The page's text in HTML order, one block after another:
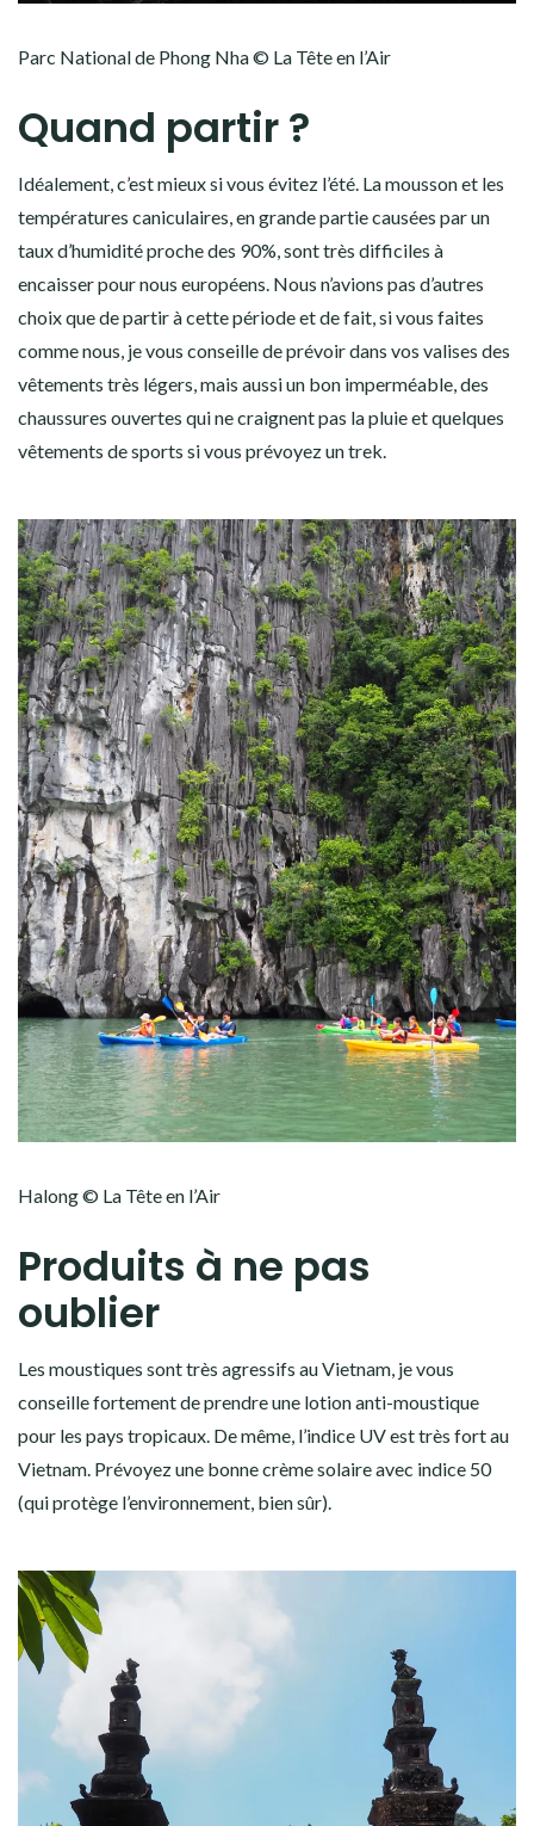
Parc National de Phong Nha © La Tête en l’Air
Quand partir ?
Idéalement, c’est mieux si vous évitez l’été. La mousson et les
températures caniculaires, en grande partie causées par un
taux d’humidité proche des 90%, sont très difficiles à
encaisser pour nous européens. Nous n’avions pas d’autres
choix que de partir à cette période et de fait, si vous faites
comme nous, je vous conseille de prévoir dans vos valises des
vêtements très légers, mais aussi un bon imperméable, des
chaussures ouvertes qui ne craignent pas la pluie et quelques
vêtements de sports si vous prévoyez un trek.
Halong © La Tête en l’Air
Produits à ne pas
oublier
Les moustiques sont très agressifs au Vietnam, je vous
conseille fortement de prendre une lotion anti-moustique
pour les pays tropicaux. De même, l’indice UV est très fort au
Vietnam. Prévoyez une bonne crème solaire avec indice 50
(qui protège l’environnement, bien sûr).